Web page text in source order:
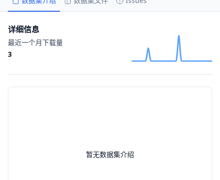
暂无数据集介绍
详细信息
最近一个月下载量
3